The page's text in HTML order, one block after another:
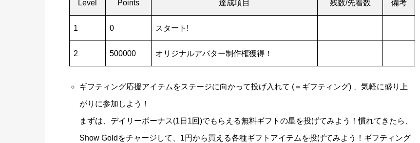
Level Points 達成項目 残数/先着数 備考
1 0 スタート!
2 500000 オリジナルアバター制作権獲得！
ギフティング応援アイテムをステージに向かって投げ入れて (＝ギフティング) 、気軽に盛り上
がりに参加しよう！
まずは、デイリーボーナス(1日1回)でもらえる無料ギフトの星を投げてみよう！慣れてきたら、
Show Goldをチャージして、1円から買える各種ギフトアイテムを投げてみよう！ギフティング